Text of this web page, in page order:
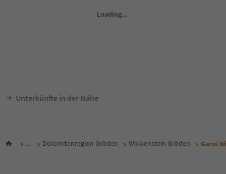
Unterkünfte in der Nähe
... Dolomitenregion Gröden Wolkenstein Gröden Garni